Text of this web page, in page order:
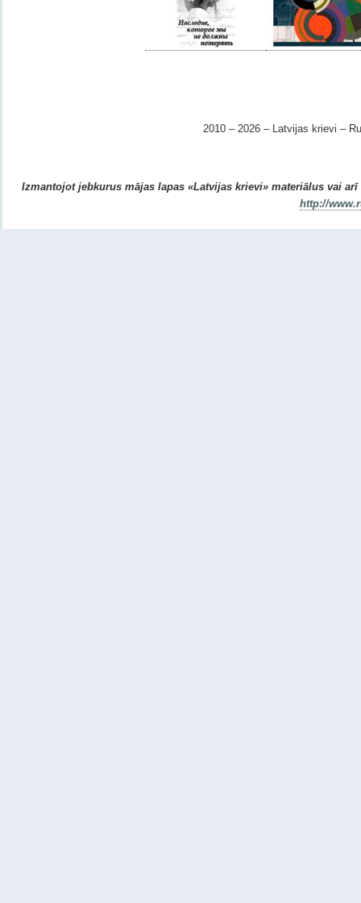
2010 – 2026 – Latvijas krievi –
Izmantojot jebkurus mājas lapas «Latvijas krievi» materiālus vai
http://